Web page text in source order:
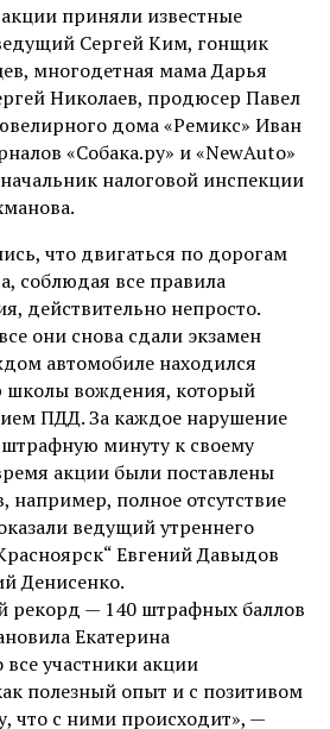
акции приняли известные
Сергей Ким, гонщик
многодетная мама Дарья
Николаев, продюсер Павел
дома «Ремикс» Иван
«Собака.ру» и «NewAuto»
налоговой инспекции
что двигаться по дорогам
соблюдая все правила
действительно непросто.
они снова сдали экзамен
автомобиле находился
школы вождения, который
ПДД. За каждое нарушение
минуту к своему
акции были поставлены
например, полное отсутствие
ведущий утреннего
Евгений Давыдов
Денисенко.
рекорд — 140 штрафных баллов
Екатерина
участники акции
полезный опыт и с позитивом
что с ними происходит», —